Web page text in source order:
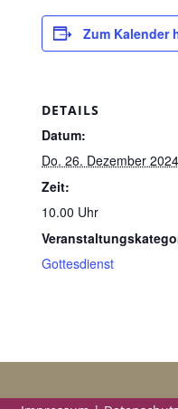
Zum Kalender
DETAILS
Datum:
Do. 26. Dezember 2024
Zeit:
10.00 Uhr
Gottesdienst